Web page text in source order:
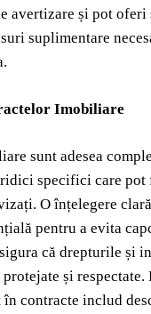
avertizare și pot oferi
suplimentare
Imobiliare
sunt adesea
specifici care
O înțelegere
pentru a evita
că drepturile și
și respectate.
contracte includ